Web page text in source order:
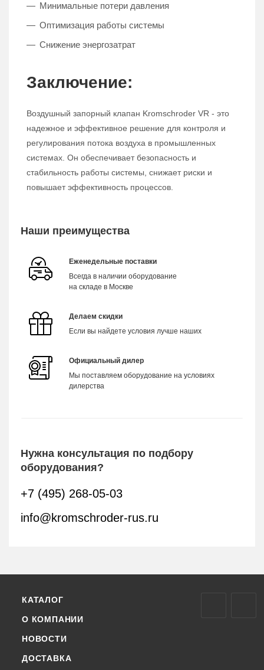
Минимальные потери давления
Оптимизация работы системы
Снижение энергозатрат
Заключение:
Воздушный запорный клапан Kromschroder VR - это
надежное и эффективное решение для контроля и
регулирования потока воздуха в промышленных
системах. Он обеспечивает безопасность и
стабильность работы системы, снижает риски и
повышает эффективность процессов.
Наши преимущества
Еженедельные поставки
Всегда в наличии оборудование
на складе в Москве
Делаем скидки
Если вы найдете условия лучше наших
Официальный дилер
Мы поставляем оборудование на условиях
дилерства
Нужна консультация по подбору
оборудования?
+7 (495) 268-05-03
info@kromschroder-rus.ru
КАТАЛОГ
О КОМПАНИИ
НОВОСТИ
ДОСТАВКА